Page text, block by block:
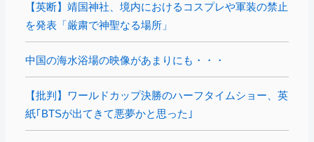
【英断】靖国神社、境内におけるコスプレや軍装の禁止
を発表「厳粛で神聖なる場所」
中国の海水浴場の映像があまりにも・・・
【批判】ワールドカップ決勝のハーフタイムショー、英
紙｢BTSが出てきて悪夢かと思った｣